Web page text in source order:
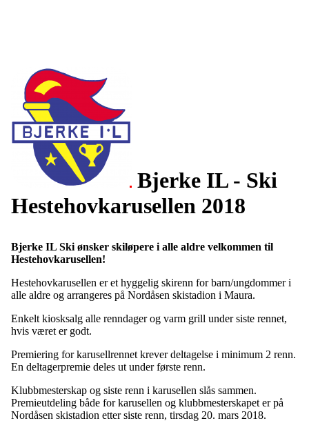
Bjerke IL - Ski
Hestehovkarusellen 2018
Bjerke IL Ski ønsker skiløpere i alle aldre velkommen til
Hestehovkarusellen!
Hestehovkarusellen er et hyggelig skirenn for barn/ungdommer i
alle aldre og arrangeres på Nordåsen skistadion i Maura.
Enkelt kiosksalg alle renndager og varm grill under siste rennet,
hvis været er godt.
Premiering for karusellrennet krever deltagelse i minimum 2 renn.
En deltagerpremie deles ut under første renn.
Klubbmesterskap og siste renn i karusellen slås sammen.
Premieutdeling både for karusellen og klubbmesterskapet er på
Nordåsen skistadion etter siste renn, tirsdag 20. mars 2018.